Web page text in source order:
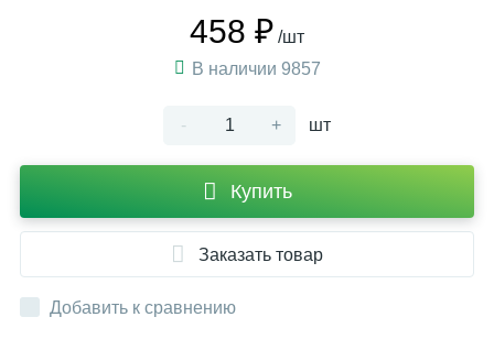
458 ₽ /шт
В наличии 9857
- + шт
Купить
Заказать товар
Добавить к сравнению